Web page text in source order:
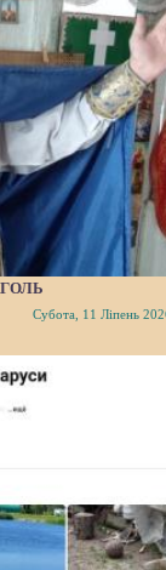
Субота, 11 Ліпень